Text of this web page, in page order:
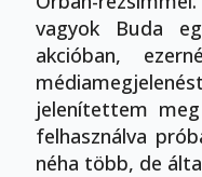
vagyok Buda
akcióban,
jelenítettem
felhasználva
néha több, de